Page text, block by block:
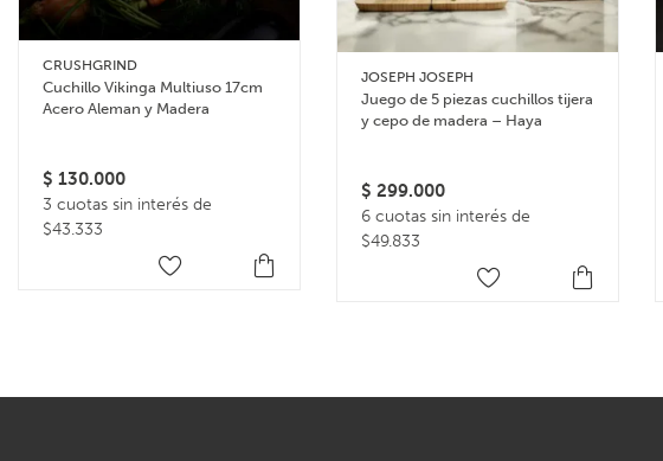
CRUSHGRIND
Cuchillo Vikinga Multiuso 17cm
Acero Aleman y Madera
$ 130.000
3 cuotas sin interés de
$43.333
JOSEPH JOSEPH
Juego de 5 piezas cuchillos tijera
y cepo de madera – Haya
$ 299.000
6 cuotas sin interés de
$49.833